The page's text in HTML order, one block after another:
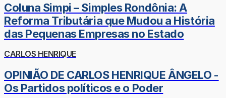
Coluna Simpi – Simples Rondônia: A
Reforma Tributária que Mudou a História
das Pequenas Empresas no Estado
CARLOS HENRIQUE
OPINIÃO DE CARLOS HENRIQUE ÂNGELO -
Os Partidos políticos e o Poder